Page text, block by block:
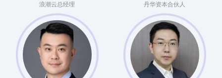
浪潮云总经理 丹华资本合伙人